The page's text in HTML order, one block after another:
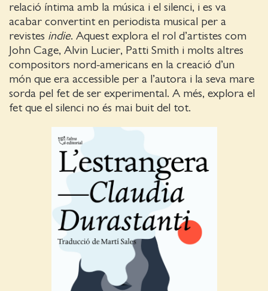
relació íntima amb la música i el silenci, i es va
acabar convertint en periodista musical per a
revistes indie. Aquest explora el rol d’artistes com
John Cage, Alvin Lucier, Patti Smith i molts altres
compositors nord-americans en la creació d’un
món que era accessible per a l’autora i la seva mare
sorda pel fet de ser experimental. A més, explora el
fet que el silenci no és mai buit del tot.